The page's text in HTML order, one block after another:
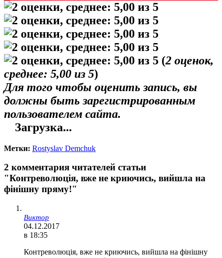
(2 оценок,
среднее: 5,00 из 5)
Для того чтобы оценить запись, вы
должны быть зарегистрированным
пользователем сайта.
Загрузка...
Метки: Rostyslav Demchuk
2 комментария читателей статьи
"Контреволюція, вже не криючись, вийшла на
фінішну пряму!"
Виктор
04.12.2017
в 18:35
Контреволюція, вже не криючись, вийшла на фінішну